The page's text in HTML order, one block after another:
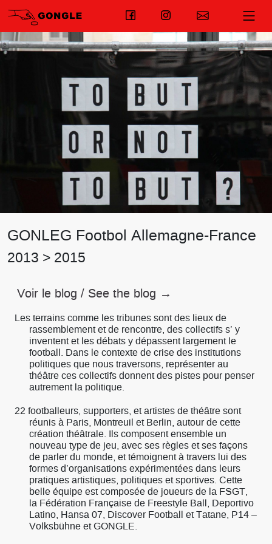
GONLEG Footbol Allemagne-France
2013 > 2015
Voir le blog / See the blog →
Les terrains comme les tribunes sont des lieux de
rassemblement et de rencontre, des collectifs s’ y
inventent et les débats y dépassent largement le
football. Dans le contexte de crise des institutions
politiques que nous traversons, représenter au
théâtre ces collectifs donnent des pistes pour penser
autrement la politique.
22 footballeurs, supporters, et artistes de théâtre sont
réunis à Paris, Montreuil et Berlin, autour de cette
création théâtrale. Ils composent ensemble un
nouveau type de jeu, avec ses règles et ses façons
de parler du monde, et témoignent à travers lui des
formes d’organisations expérimentées dans leurs
pratiques artistiques, politiques et sportives. Cette
belle équipe est composée de joueurs de la FSGT,
la Fédération Française de Freestyle Ball, Deportivo
Latino, Hansa 07, Discover Football et Tatane, P14 –
Volksbühne et GONGLE.